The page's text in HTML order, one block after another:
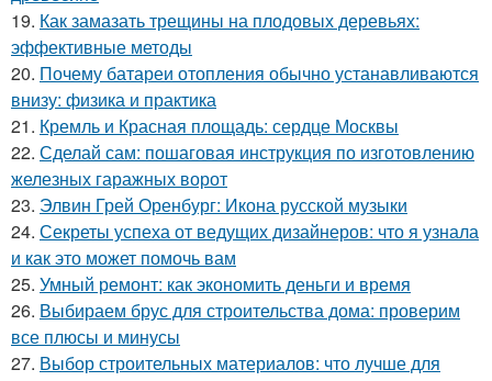
19. Как замазать трещины на плодовых деревьях:
эффективные методы
20. Почему батареи отопления обычно устанавливаются
внизу: физика и практика
21. Кремль и Красная площадь: сердце Москвы
22. Сделай сам: пошаговая инструкция по изготовлению
железных гаражных ворот
23. Элвин Грей Оренбург: Икона русской музыки
24. Секреты успеха от ведущих дизайнеров: что я узнала
и как это может помочь вам
25. Умный ремонт: как экономить деньги и время
26. Выбираем брус для строительства дома: проверим
все плюсы и минусы
27. Выбор строительных материалов: что лучше для